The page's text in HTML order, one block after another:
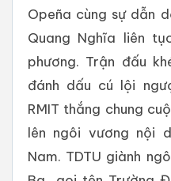
Opeña cùng sự dẫn
Quang Nghĩa liên
phương. Trận đấu
đánh dấu cú lội
RMIT thắng chung
lên ngôi vương nội
Nam. TDTU giành